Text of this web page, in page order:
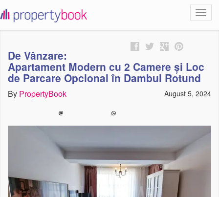
propertybook
De Vânzare:
Apartament Modern cu 2 Camere și Loc
de Parcare Opcional în Dambul Rotund
August 5, 2024
By PropertyBook